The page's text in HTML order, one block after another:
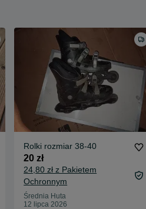
Rolki rozmiar 38-40
20 zł
24,80 zł z Pakietem
Ochronnym
Średnia Huta
12 lipca 2026